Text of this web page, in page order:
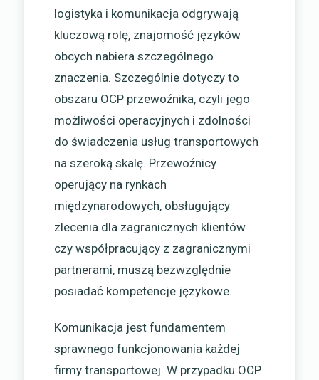
logistyka i komunikacja odgrywają
kluczową rolę, znajomość języków
obcych nabiera szczególnego
znaczenia. Szczególnie dotyczy to
obszaru OCP przewoźnika, czyli jego
możliwości operacyjnych i zdolności
do świadczenia usług transportowych
na szeroką skalę. Przewoźnicy
operujący na rynkach
międzynarodowych, obsługujący
zlecenia dla zagranicznych klientów
czy współpracujący z zagranicznymi
partnerami, muszą bezwzględnie
posiadać kompetencje językowe.
Komunikacja jest fundamentem
sprawnego funkcjonowania każdej
firmy transportowej. W przypadku OCP